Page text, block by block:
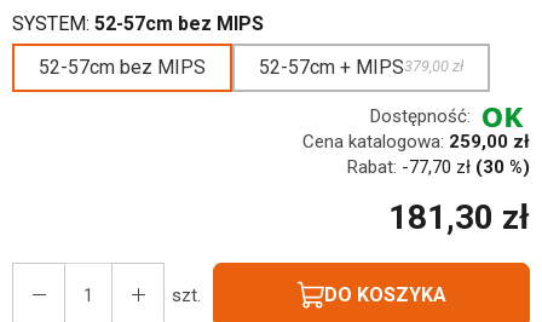
SYSTEM: 52-57cm bez MIPS
52-57cm bez MIPS
52-57cm + MIPS379,00 zł
Dostępność:
Cena katalogowa: 259,00 zł
Rabat: -77,70 zł (30 %)
181,30 zł
szt. DO KOSZYKA